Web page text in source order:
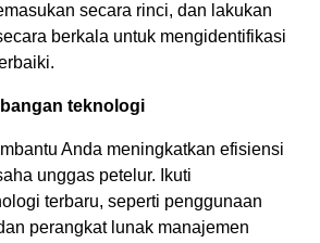
secara rinci, dan lakukan
berkala untuk mengidentifikasi
teknologi
Anda meningkatkan efisiensi
unggas petelur. Ikuti
terbaru, seperti penggunaan
perangkat lunak manajemen